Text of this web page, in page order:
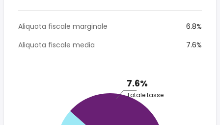
Aliquota fiscale marginale
6.8%
Aliquota fiscale media
7.6%
7.6%
Totale tasse